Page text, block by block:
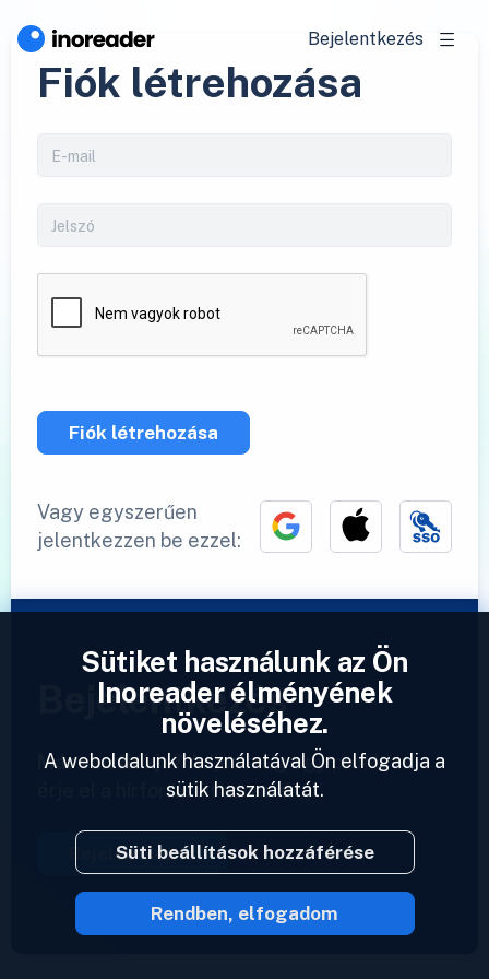
Bejelentkezés
Fiók létrehozása
Fiók létrehozása
Vagy egyszerűen
jelentkezzen be ezzel:
Bejelentkezés
Már van fiókja? Adjon meg egy profilt és
érje el a hírforrásait azonnal.
Bejelentkezés
2023 © Inoreader
Sütiket használunk az Ön
Inoreader élményének
növeléséhez.
A weboldalunk használatával Ön elfogadja a
sütik használatát.
Süti beállítások hozzáférése
Rendben, elfogadom